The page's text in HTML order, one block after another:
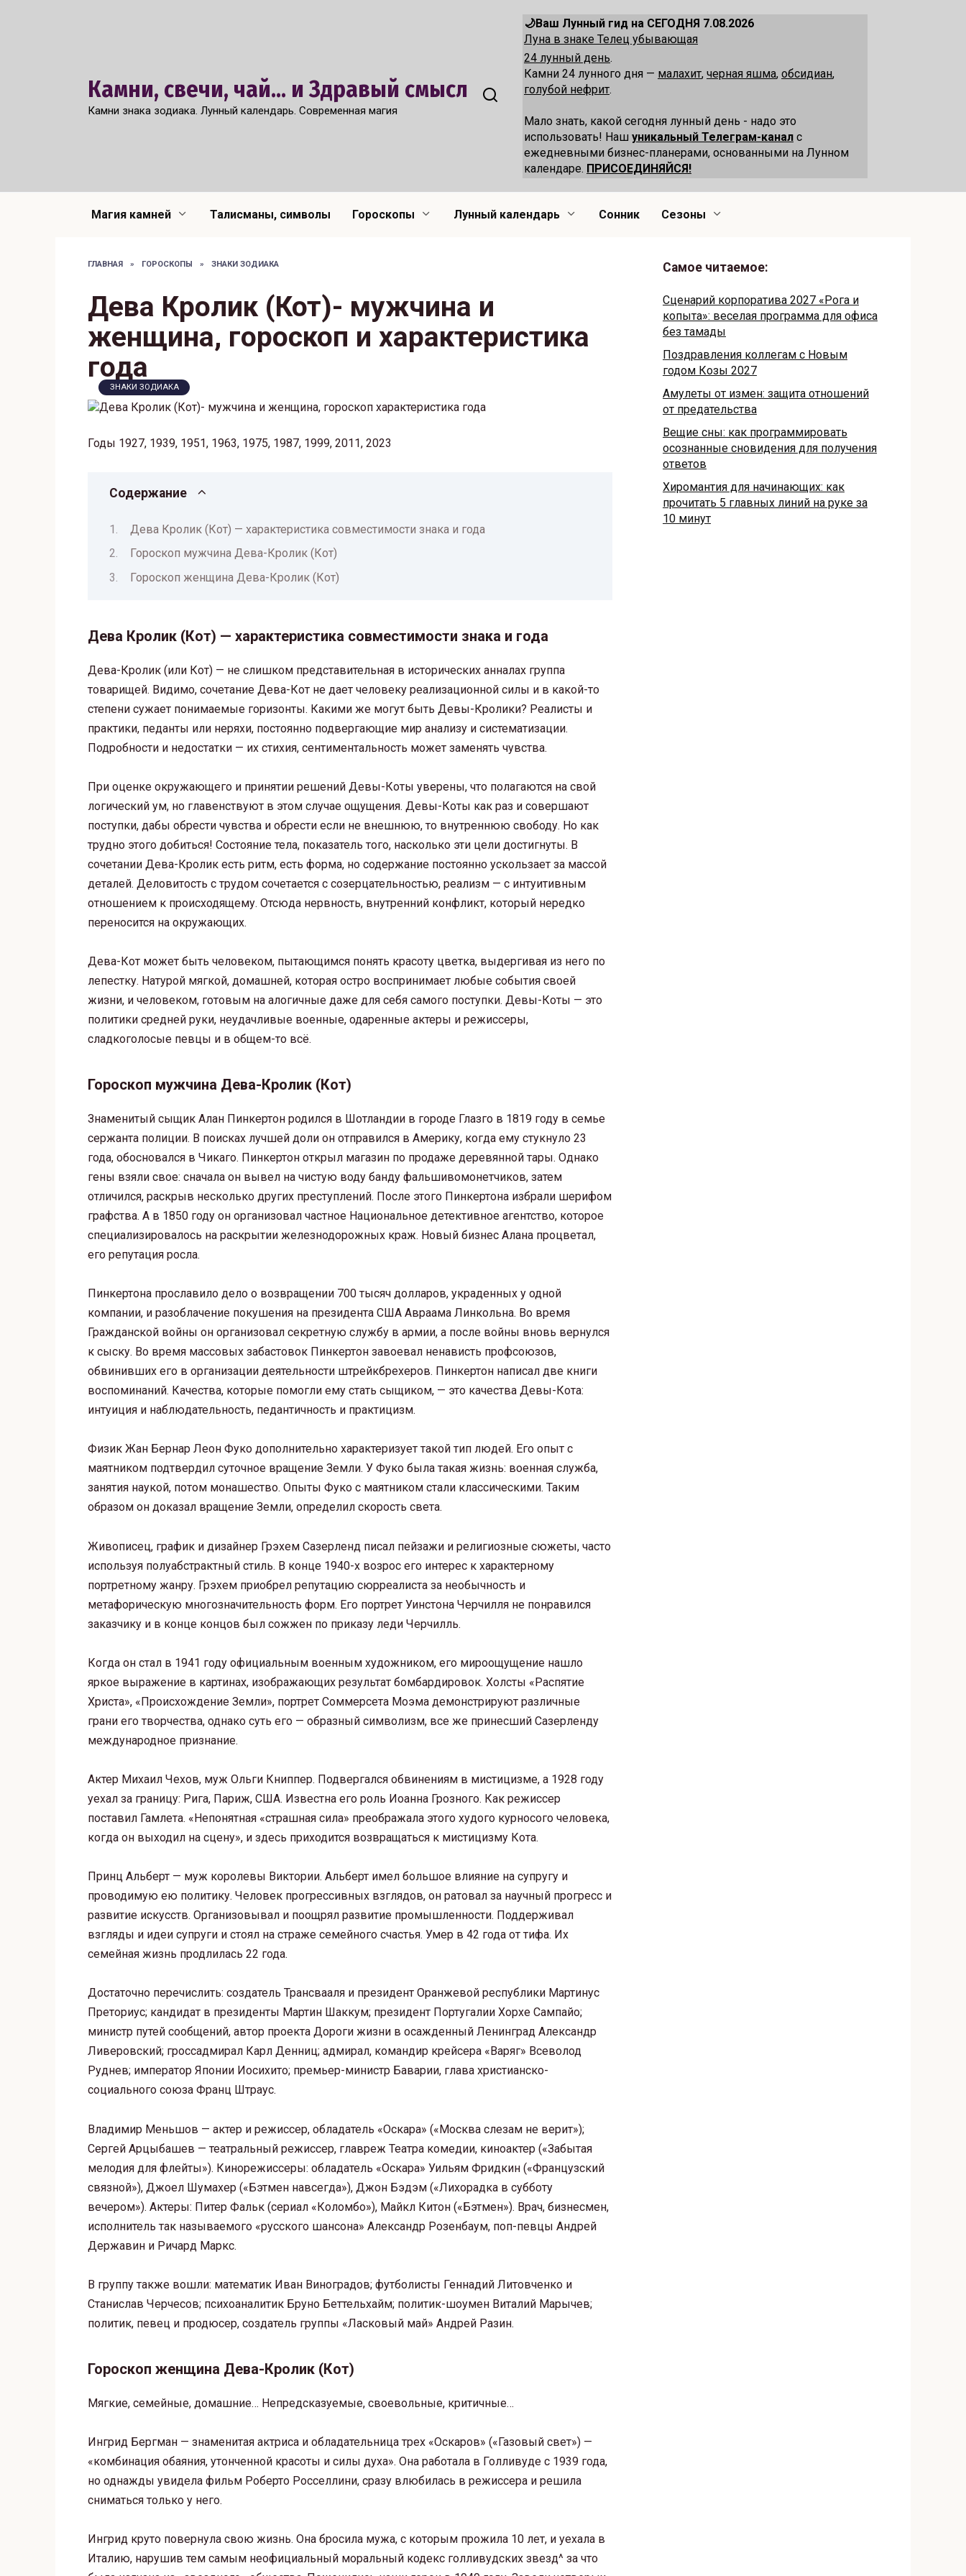
Камни, свечи, чай... и Здравый смысл
Камни знака зодиака. Лунный календарь. Современная магия
🌙Ваш Лунный гид на СЕГОДНЯ 7.08.2026
Луна в знаке Телец убывающая
24 лунный день.
Камни 24 лунного дня — малахит, черная яшма, обсидиан,
голубой нефрит.
Мало знать, какой сегодня лунный день - надо это
использовать! Наш уникальный Телеграм-канал с
ежедневными бизнес-планерами, основанными на Лунном
календаре. ПРИСОЕДИНЯЙСЯ!
Магия камней Талисманы, символы Гороскопы Лунный календарь Сонник Сезоны
ГЛАВНАЯ » ГОРОСКОПЫ » ЗНАКИ ЗОДИАКА
Дева Кролик (Кот)- мужчина и
женщина, гороскоп и характеристика
года
ЗНАКИ ЗОДИАКА
Годы 1927, 1939, 1951, 1963, 1975, 1987, 1999, 2011, 2023
Содержание
Дева Кролик (Кот) — характеристика совместимости знака и года
Гороскоп мужчина Дева-Кролик (Кот)
Гороскоп женщина Дева-Кролик (Кот)
Дева Кролик (Кот) — характеристика совместимости знака и года
Дева-Кролик (или Кот) — не слишком представительная в исторических анналах группа
товарищей. Видимо, сочетание Дева-Кот не дает человеку реализационной силы и в какой-то
степени сужает понимаемые горизонты. Какими же могут быть Девы-Кролики? Реалисты и
практики, педанты или неряхи, постоянно подвергающие мир анализу и систематизации.
Подробности и недостатки — их стихия, сентиментальность может заменять чувства.
При оценке окружающего и принятии решений Девы-Коты уверены, что полагаются на свой
логический ум, но главенствуют в этом случае ощущения. Девы-Коты как раз и совершают
поступки, дабы обрести чувства и обрести если не внешнюю, то внутреннюю свободу. Но как
трудно этого добиться! Состояние тела, показатель того, насколько эти цели достигнуты. В
сочетании Дева-Кролик есть ритм, есть форма, но содержание постоянно ускользает за массой
деталей. Деловитость с трудом сочетается с созерцательностью, реализм — с интуитивным
отношением к происходящему. Отсюда нервность, внутренний конфликт, который нередко
переносится на окружающих.
Дева-Кот может быть человеком, пытающимся понять красоту цветка, выдергивая из него по
лепестку. Натурой мягкой, домашней, которая остро воспринимает любые события своей
жизни, и человеком, готовым на алогичные даже для себя самого поступки. Девы-Коты — это
политики средней руки, неудачливые военные, одаренные актеры и режиссеры,
сладкоголосые певцы и в общем-то всё.
Гороскоп мужчина Дева-Кролик (Кот)
Знаменитый сыщик Алан Пинкертон родился в Шотландии в городе Глазго в 1819 году в семье
сержанта полиции. В поисках лучшей доли он отправился в Америку, когда ему стукнуло 23
года, обосновался в Чикаго. Пинкертон открыл магазин по продаже деревянной тары. Однако
гены взяли свое: сначала он вывел на чистую воду банду фальшивомонетчиков, затем
отличился, раскрыв несколько других преступлений. После этого Пинкертона избрали шерифом
графства. А в 1850 году он организовал частное Национальное детективное агентство, которое
специализировалось на раскрытии железнодорожных краж. Новый бизнес Алана процветал,
его репутация росла.
Пинкертона прославило дело о возвращении 700 тысяч долларов, украденных у одной
компании, и разоблачение покушения на президента США Авраама Линкольна. Во время
Гражданской войны он организовал секретную службу в армии, а после войны вновь вернулся
к сыску. Во время массовых забастовок Пинкертон завоевал ненависть профсоюзов,
обвинивших его в организации деятельности штрейкбрехеров. Пинкертон написал две книги
воспоминаний. Качества, которые помогли ему стать сыщиком, — это качества Девы-Кота:
интуиция и наблюдательность, педантичность и практицизм.
Физик Жан Бернар Леон Фуко дополнительно характеризует такой тип людей. Его опыт с
маятником подтвердил суточное вращение Земли. У Фуко была такая жизнь: военная служба,
занятия наукой, потом монашество. Опыты Фуко с маятником стали классическими. Таким
образом он доказал вращение Земли, определил скорость света.
Живописец, график и дизайнер Грэхем Сазерленд писал пейзажи и религиозные сюжеты, часто
используя полуабстрактный стиль. В конце 1940-х возрос его интерес к характерному
портретному жанру. Грэхем приобрел репутацию сюрреалиста за необычность и
метафорическую многозначительность форм. Его портрет Уинстона Черчилля не понравился
заказчику и в конце концов был сожжен по приказу леди Черчилль.
Когда он стал в 1941 году официальным военным художником, его мироощущение нашло
яркое выражение в картинах, изображающих результат бомбардировок. Холсты «Распятие
Христа», «Происхождение Земли», портрет Соммерсета Моэма демонстрируют различные
грани его творчества, однако суть его — образный символизм, все же принесший Сазерленду
международное признание.
Актер Михаил Чехов, муж Ольги Книппер. Подвергался обвинениям в мистицизме, а 1928 году
уехал за границу: Рига, Париж, США. Известна его роль Иоанна Грозного. Как режиссер
поставил Гамлета. «Непонятная «страшная сила» преображала этого худого курносого человека,
когда он выходил на сцену», и здесь приходится возвращаться к мистицизму Кота.
Принц Альберт — муж королевы Виктории. Альберт имел большое влияние на супругу и
проводимую ею политику. Человек прогрессивных взглядов, он ратовал за научный прогресс и
развитие искусств. Организовывал и поощрял развитие промышленности. Поддерживал
взгляды и идеи супруги и стоял на страже семейного счастья. Умер в 42 года от тифа. Их
семейная жизнь продлилась 22 года.
Достаточно перечислить: создатель Трансвааля и президент Оранжевой республики Мартинус
Преториус; кандидат в президенты Мартин Шаккум; президент Португалии Хорхе Сампайо;
министр путей сообщений, автор проекта Дороги жизни в осажденный Ленинград Александр
Ливеровский; гроссадмирал Карл Денниц; адмирал, командир крейсера «Варяг» Всеволод
Руднев; император Японии Иосихито; премьер-министр Баварии, глава христианско-
социального союза Франц Штраус.
Владимир Меньшов — актер и режиссер, обладатель «Оскара» («Москва слезам не верит»);
Сергей Арцыбашев — театральный режиссер, главреж Театра комедии, киноактер («Забытая
мелодия для флейты»). Кинорежиссеры: обладатель «Оскара» Уильям Фридкин («Французский
связной»), Джоел Шумахер («Бэтмен навсегда»), Джон Бэдэм («Лихорадка в субботу
вечером»). Актеры: Питер Фальк (сериал «Коломбо»), Майкл Китон («Бэтмен»). Врач, бизнесмен,
исполнитель так называемого «русского шансона» Александр Розенбаум, поп-певцы Андрей
Державин и Ричард Маркс.
В группу также вошли: математик Иван Виноградов; футболисты Геннадий Литовченко и
Станислав Черчесов; психоаналитик Бруно Беттельхайм; политик-шоумен Виталий Марычев;
политик, певец и продюсер, создатель группы «Ласковый май» Андрей Разин.
Гороскоп женщина Дева-Кролик (Кот)
Мягкие, семейные, домашние… Непредсказуемые, своевольные, критичные…
Ингрид Бергман — знаменитая актриса и обладательница трех «Оскаров» («Газовый свет») —
«комбинация обаяния, утонченной красоты и силы духа». Она работала в Голливуде с 1939 года,
но однажды увидела фильм Роберто Росселлини, сразу влюбилась в режиссера и решила
сниматься только у него.
Ингрид круто повернула свою жизнь. Она бросила мужа, с которым прожила 10 лет, и уехала в
Италию, нарушив тем самым неофициальный моральный кодекс голливудских звезд^ за что
Самое читаемое:
Сценарий корпоратива 2027 «Рога и
копыта»: веселая программа для офиса
без тамады
Поздравления коллегам с Новым
годом Козы 2027
Амулеты от измен: защита отношений
от предательства
Вещие сны: как программировать
осознанные сновидения для получения
ответов
Хиромантия для начинающих: как
прочитать 5 главных линий на руке за
10 минут